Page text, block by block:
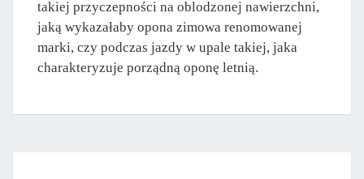
takiej przyczepności na oblodzonej nawierzchni,
jaką wykazałaby opona zimowa renomowanej
marki, czy podczas jazdy w upale takiej, jaka
charakteryzuje porządną oponę letnią.